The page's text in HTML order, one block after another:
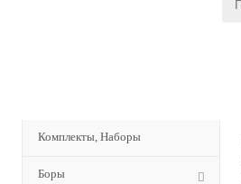
Комплекты, Наборы
Боры